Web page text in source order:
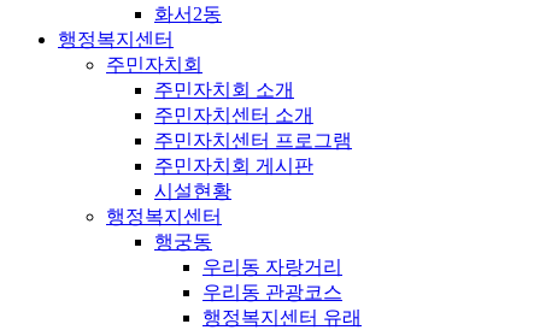
화서2동
행정복지센터
주민자치회
주민자치회 소개
주민자치센터 소개
주민자치센터 프로그램
주민자치회 게시판
시설현황
행정복지센터
행궁동
우리동 자랑거리
우리동 관광코스
행정복지센터 유래